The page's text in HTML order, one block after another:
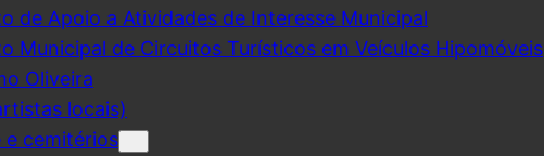
de Apoio a Atividades de Interesse Municipal
Municipal de Circuitos Turísticos em Veículos Hipomóveis
Oliveira
locais)
e cemitérios